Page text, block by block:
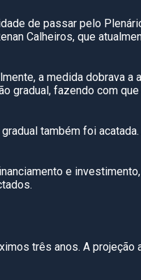
de passar pelo
Calheiros, que
a medida dobrava a
gradual, fazendo com
também foi
e
três anos. A